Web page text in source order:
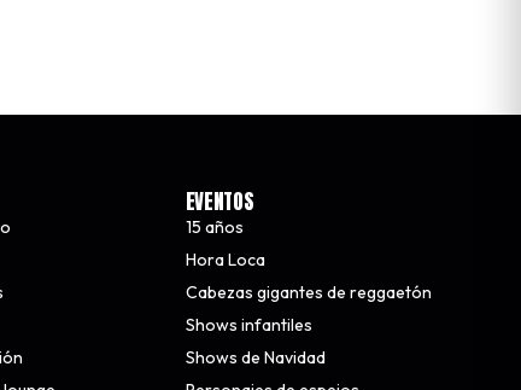
EVENTOS
15 años
Hora Loca
Cabezas gigantes de reggaetón
Shows infantiles
Shows de Navidad